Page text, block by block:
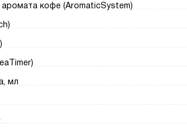
кофе (AromaticSystem)
мл